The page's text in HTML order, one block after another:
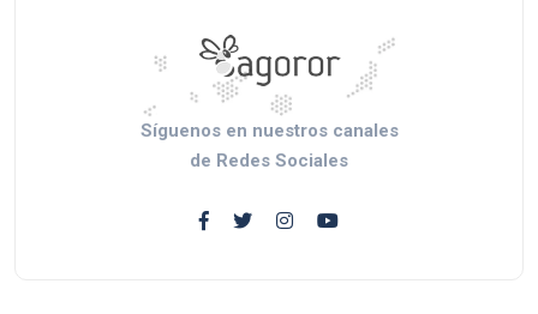
Síguenos en nuestros canales
de Redes Sociales